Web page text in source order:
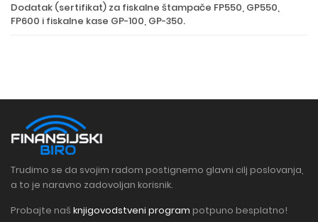
Dodatak (sertifikat) za fiskalne štampače FP550, GP550,
FP600 i fiskalne kase GP-100, GP-350.
Trudimo se da svojim radom postignemo glavni cilj poslovanja,
a to je naravno zadovoljan korisnik.
Probajte naš knjigovodstveni program potpuno besplatno!